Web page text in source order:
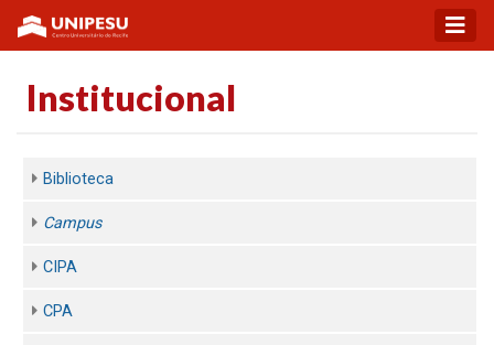
Institucional
Biblioteca
Campus
CIPA
CPA